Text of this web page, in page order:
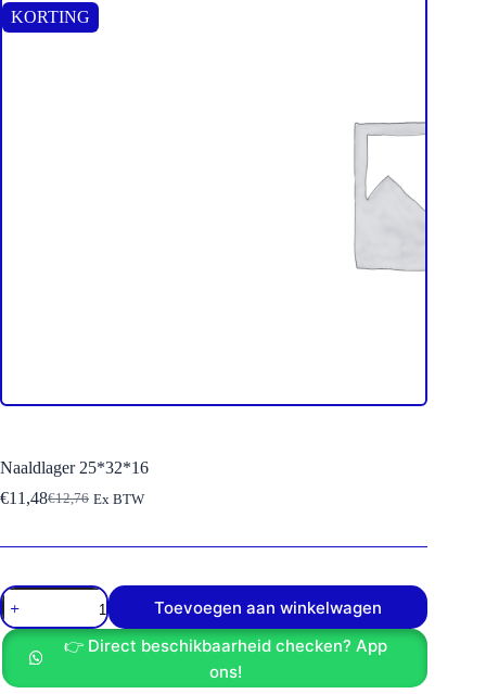
KORTING
Naaldlager 25*32*16
€12,76
Oorspronkelijke
was:
€11,48Huidige
is:
Ex BTW
Naaldlager
25*32*16
aantal
Toevoegen aan winkelwagen
👉 Direct beschikbaarheid checken? App
ons!